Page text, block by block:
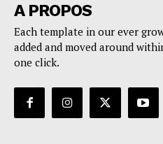
A PROPOS
Each template in our ever
added and moved around
one click.